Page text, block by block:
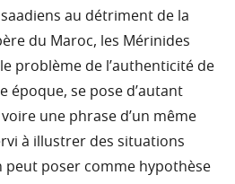
au détriment de la
du Maroc, les Mérinides
problème de l’authenticité de
époque, se pose d’autant
une phrase d’un même
à illustrer des situations
peut poser comme hypothèse